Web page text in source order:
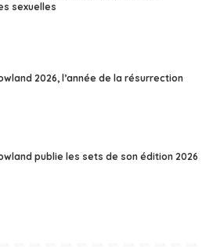
sexuelles
2026, l’année de la résurrection
publie les sets de son édition 2026